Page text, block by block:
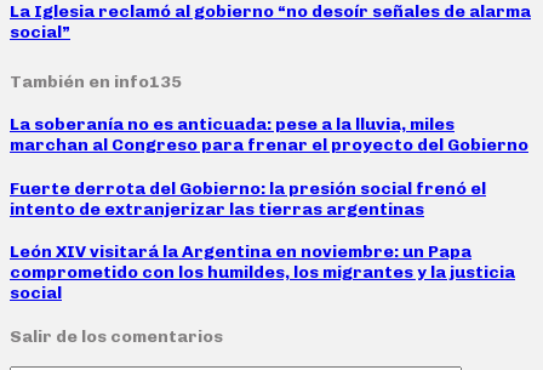
La Iglesia reclamó al gobierno “no desoír señales de alarma
social”
También en info135
La soberanía no es anticuada: pese a la lluvia, miles
marchan al Congreso para frenar el proyecto del Gobierno
Fuerte derrota del Gobierno: la presión social frenó el
intento de extranjerizar las tierras argentinas
León XIV visitará la Argentina en noviembre: un Papa
comprometido con los humildes, los migrantes y la justicia
social
Salir de los comentarios